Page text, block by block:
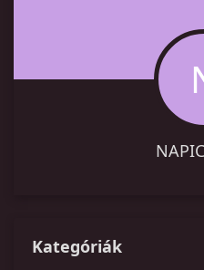
Kategóriák